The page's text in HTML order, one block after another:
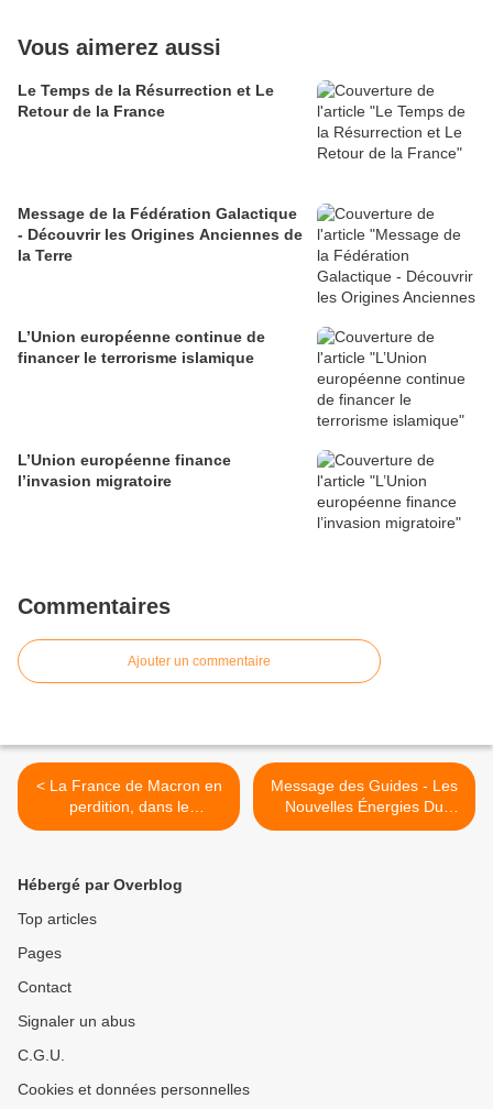
Vous aimerez aussi
Le Temps de la Résurrection et Le
Retour de la France
Message de la Fédération Galactique
- Découvrir les Origines Anciennes de
la Terre
L’Union européenne continue de
financer le terrorisme islamique
L’Union européenne finance
l’invasion migratoire
Commentaires
Ajouter un commentaire
< La France de Macron en
perdition, dans le
collimateur du FMI
Message des Guides - Les
Nouvelles Énergies Du
Corps De Lumière >
Hébergé par Overblog
Top articles
Pages
Contact
Signaler un abus
C.G.U.
Cookies et données personnelles